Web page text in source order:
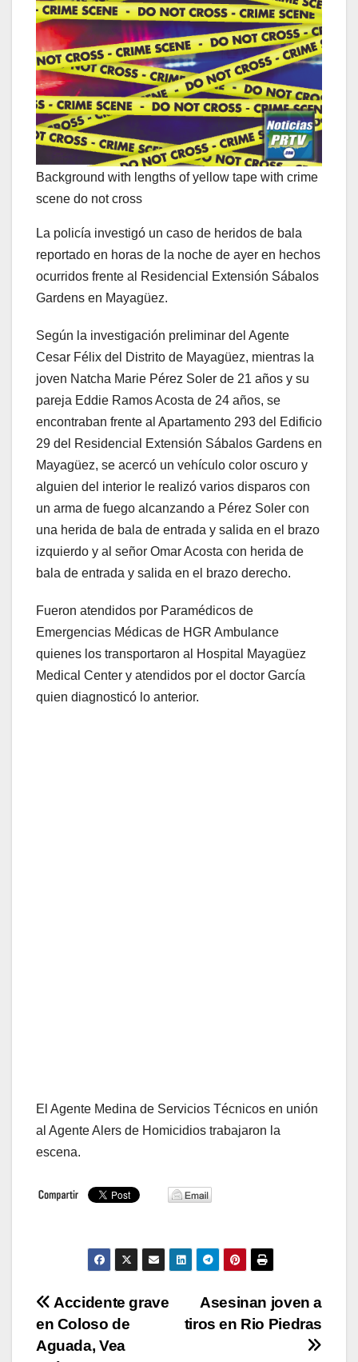
Background with lengths of yellow tape with crime
scene do not cross
La policía investigó un caso de heridos de bala
reportado en horas de la noche de ayer en hechos
ocurridos frente al Residencial Extensión Sábalos
Gardens en Mayagüez.
Según la investigación preliminar del Agente
Cesar Félix del Distrito de Mayagüez, mientras la
joven Natcha Marie Pérez Soler de 21 años y su
pareja Eddie Ramos Acosta de 24 años, se
encontraban frente al Apartamento 293 del Edificio
29 del Residencial Extensión Sábalos Gardens en
Mayagüez, se acercó un vehículo color oscuro y
alguien del interior le realizó varios disparos con
un arma de fuego alcanzando a Pérez Soler con
una herida de bala de entrada y salida en el brazo
izquierdo y al señor Omar Acosta con herida de
bala de entrada y salida en el brazo derecho.
Fueron atendidos por Paramédicos de
Emergencias Médicas de HGR Ambulance
quienes los transportaron al Hospital Mayagüez
Medical Center y atendidos por el doctor García
quien diagnosticó lo anterior.
El Agente Medina de Servicios Técnicos en unión
al Agente Alers de Homicidios trabajaron la
escena.
Navegación
de
Asesinan joven a
tiros en Rio Piedras
Accidente grave
en Coloso de
Aguada, Vea